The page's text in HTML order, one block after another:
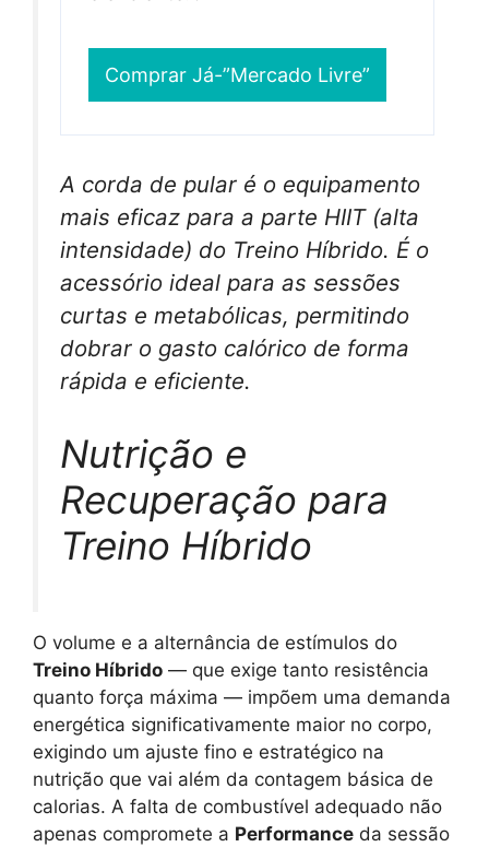
Comprar Já-”Mercado Livre”
A corda de pular é o equipamento
mais eficaz para a parte HIIT (alta
intensidade) do Treino Híbrido. É o
acessório ideal para as sessões
curtas e metabólicas, permitindo
dobrar o gasto calórico de forma
rápida e eficiente.
Nutrição e
Recuperação para
Treino Híbrido
O volume e a alternância de estímulos do
Treino Híbrido — que exige tanto resistência
quanto força máxima — impõem uma demanda
energética significativamente maior no corpo,
exigindo um ajuste fino e estratégico na
nutrição que vai além da contagem básica de
calorias. A falta de combustível adequado não
apenas compromete a Performance da sessão